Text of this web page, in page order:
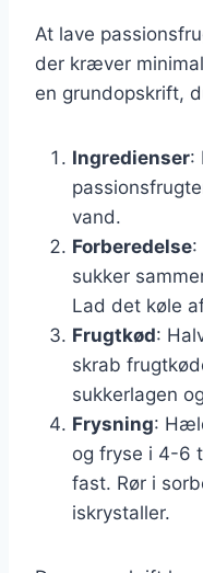
At lave
der kræver
en grundopskrift,
Ingredienser:
vand.
Forberedelse:
sukker
Lad det køle
Frugtkød:
skrab
sukkerlagen
Frysning:
og fryse i 4-6
fast. Rør i
iskrystaller.